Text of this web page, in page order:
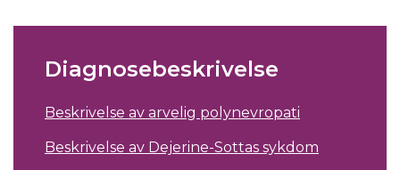
Diagnosebeskrivelse
Beskrivelse av arvelig polynevropati
Beskrivelse av Dejerine-Sottas sykdom